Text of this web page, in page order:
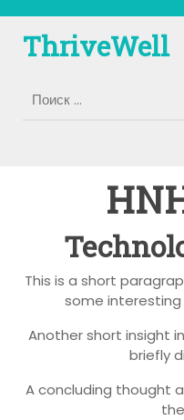
содержимому
ThriveWell
This is a short
some
Another short insight
briefly
A concluding thought